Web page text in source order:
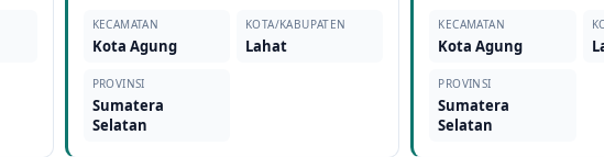
KECAMATAN
Kota Agung
KOTA/KABUPATEN
Lahat
PROVINSI
Sumatera
Selatan
KECAMATAN
Kota Agung
PROVINSI
Sumatera
Selatan